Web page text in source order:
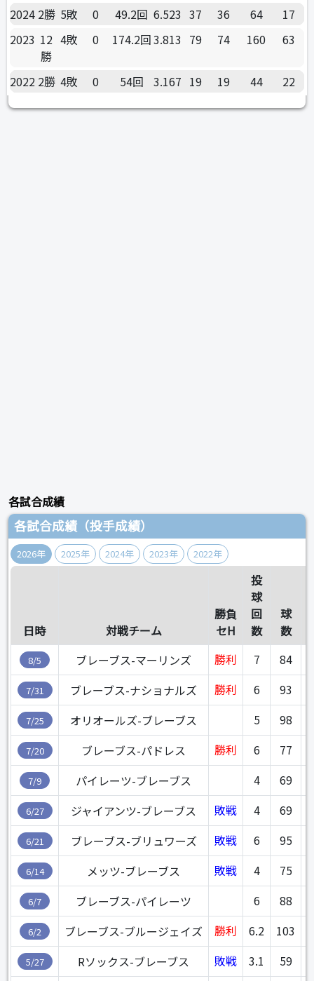
2024 2勝 5敗 0 49.2回 6.523 37 36 64
17
2023 12
勝
4敗 0 174.2回3.813 79 74 160 63
2022 2勝 4敗 0 54回 3.167 19 19 44 22
各試合成績
各試合成績（投手成績）
2026年 2025年 2024年 2023年 2022年
日時 対戦チーム
勝負
セH
投
球
回
数
球
数
8/5 ブレーブス-マーリンズ 勝利 7 84
7/31 ブレーブス-ナショナルズ 勝利 6 93
7/25 オリオールズ-ブレーブス 5 98
7/20 ブレーブス-パドレス 勝利 6 77
7/9 パイレーツ-ブレーブス 4 69
6/27 ジャイアンツ-ブレーブス 敗戦 4 69
6/21 ブレーブス-ブリュワーズ 敗戦 6 95
6/14 メッツ-ブレーブス 敗戦 4 75
6/7 ブレーブス-パイレーツ 6 88
6/2 ブレーブス-ブルージェイズ 勝利 6.2 103
5/27 Rソックス-ブレーブス 敗戦 3.1 59